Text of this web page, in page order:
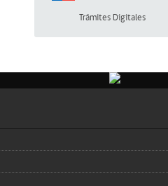
Trámites Digitales